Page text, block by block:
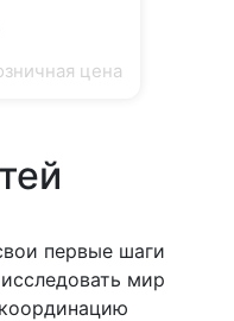
цена
первые шаги
мир